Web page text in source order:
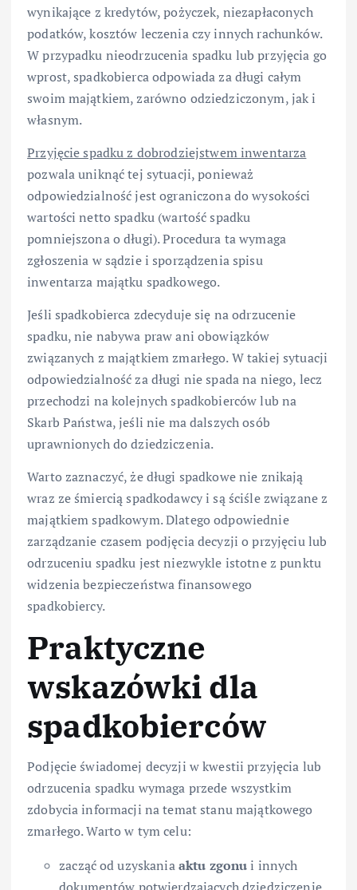
wynikające z kredytów, pożyczek, niezapłaconych
podatków, kosztów leczenia czy innych rachunków.
W przypadku nieodrzucenia spadku lub przyjęcia go
wprost, spadkobierca odpowiada za długi całym
swoim majątkiem, zarówno odziedziczonym, jak i
własnym.
Przyjęcie spadku z dobrodziejstwem inwentarza
pozwala uniknąć tej sytuacji, ponieważ
odpowiedzialność jest ograniczona do wysokości
wartości netto spadku (wartość spadku
pomniejszona o długi). Procedura ta wymaga
zgłoszenia w sądzie i sporządzenia spisu
inwentarza majątku spadkowego.
Jeśli spadkobierca zdecyduje się na odrzucenie
spadku, nie nabywa praw ani obowiązków
związanych z majątkiem zmarłego. W takiej sytuacji
odpowiedzialność za długi nie spada na niego, lecz
przechodzi na kolejnych spadkobierców lub na
Skarb Państwa, jeśli nie ma dalszych osób
uprawnionych do dziedziczenia.
Warto zaznaczyć, że długi spadkowe nie znikają
wraz ze śmiercią spadkodawcy i są ściśle związane z
majątkiem spadkowym. Dlatego odpowiednie
zarządzanie czasem podjęcia decyzji o przyjęciu lub
odrzuceniu spadku jest niezwykle istotne z punktu
widzenia bezpieczeństwa finansowego
spadkobiercy.
Praktyczne
wskazówki dla
spadkobierców
Podjęcie świadomej decyzji w kwestii przyjęcia lub
odrzucenia spadku wymaga przede wszystkim
zdobycia informacji na temat stanu majątkowego
zmarłego. Warto w tym celu:
zacząć od uzyskaniaaktu zgonui innych